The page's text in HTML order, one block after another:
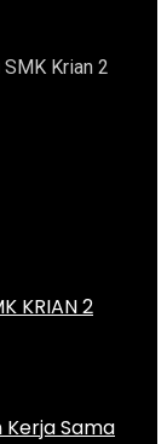
Krian 2
KRIAN 2
Kerja Sama